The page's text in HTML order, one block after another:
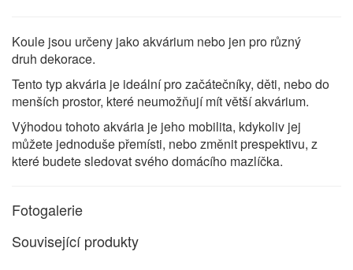
Koule jsou určeny jako akvárium nebo jen pro různý
druh dekorace.
Tento typ akvária je ideální pro začátečníky, děti, nebo do
menších prostor, které neumožňují mít větší akvárium.
Výhodou tohoto akvária je jeho mobilita, kdykoliv jej
můžete jednoduše přemísti, nebo změnit prespektivu, z
které budete sledovat svého domácího mazlíčka.
Fotogalerie
Související produkty